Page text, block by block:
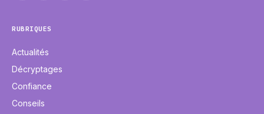
RUBRIQUES
Actualités
Décryptages
Confiance
Conseils